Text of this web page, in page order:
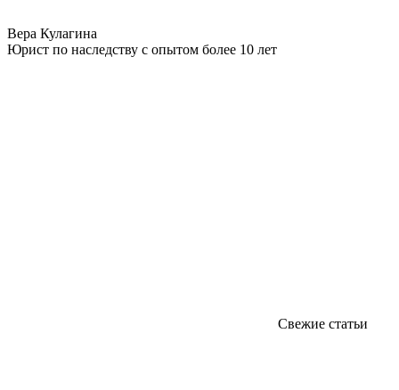
Вера Кулагина
Юрист по наследству с опытом более 10 лет
Свежие статьи